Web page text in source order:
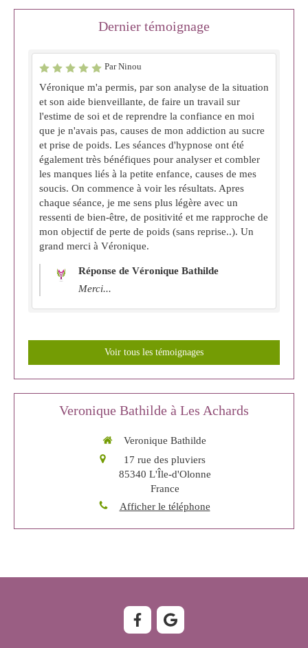
Dernier témoignage
Par Ninou
Véronique m'a permis, par son analyse de la situation
et son aide bienveillante, de faire un travail sur
l'estime de soi et de reprendre la confiance en moi
que je n'avais pas, causes de mon addiction au sucre
et prise de poids. Les séances d'hypnose ont été
également très bénéfiques pour analyser et combler
les manques liés à la petite enfance, causes de mes
soucis. On commence à voir les résultats. Apres
chaque séance, je me sens plus légère avec un
ressenti de bien-être, de positivité et me rapproche de
mon objectif de perte de poids (sans reprise..). Un
grand merci à Véronique.
Réponse de Véronique Bathilde
Merci...
Voir tous les témoignages
Veronique Bathilde à Les Achards
Veronique Bathilde
17 rue des pluviers
85340 L'Île-d'Olonne
France
Afficher le téléphone